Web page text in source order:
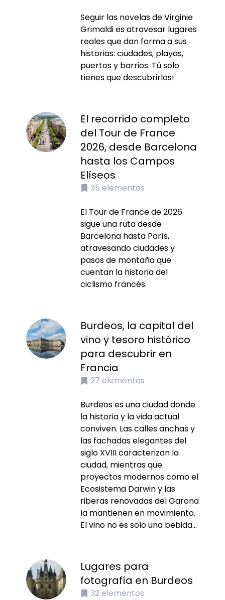
Seguir las novelas de Virginie
Grimaldi es atravesar lugares
reales que dan forma a sus
historias: ciudades, playas,
puertos y barrios. Tú solo
tienes que descubrirlos!
El recorrido completo
del Tour de France
2026, desde Barcelona
hasta los Campos
Elíseos
35 elementos
El Tour de France de 2026
sigue una ruta desde
Barcelona hasta París,
atravesando ciudades y
pasos de montaña que
cuentan la historia del
ciclismo francés.
Burdeos, la capital del
vino y tesoro histórico
para descubrir en
Francia
27 elementos
Burdeos es una ciudad donde
la historia y la vida actual
conviven. Las calles anchas y
las fachadas elegantes del
siglo XVIII caracterizan la
ciudad, mientras que
proyectos modernos como el
Ecosistema Darwin y las
riberas renovadas del Garona
la mantienen en movimiento.
El vino no es solo una bebida...
Lugares para
fotografía en Burdeos
32elementos